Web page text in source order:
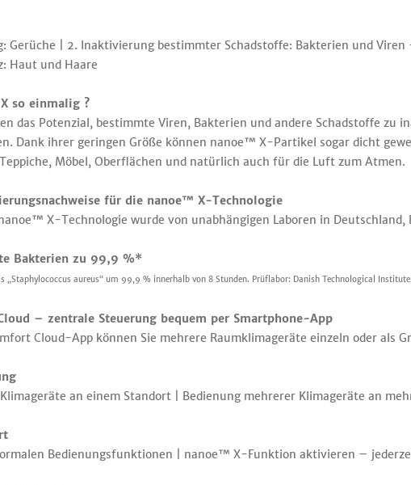
Gerüche | 2. Inaktivierung bestimmter Schadstoffe: Bakterien und
Haut und Haare
so einmalig ?
das Potenzial, bestimmte Viren, Bakterien und andere Schadstoffe zu
Dank ihrer geringen Größe können nanoe™ X-Partikel sogar dicht
Möbel, Oberflächen und natürlich auch für die Luft zum Atmen.
für die nanoe™ X-Technologie
X-Technologie wurde von unabhängigen Laboren in
Bakterien zu 99,9 %*
„Staphylococcus aureus“ um 99,9 % innerhalb von 8 Stunden. Prüflabor: Danish Technological
– zentrale Steuerung bequem per Smartphone-App
Cloud-App können Sie mehrere Raumklimageräte einzeln oder als
an einem Standort | Bedienung mehrerer Klimageräte an
Bedienungsfunktionen | nanoe™ X-Funktion aktivieren –